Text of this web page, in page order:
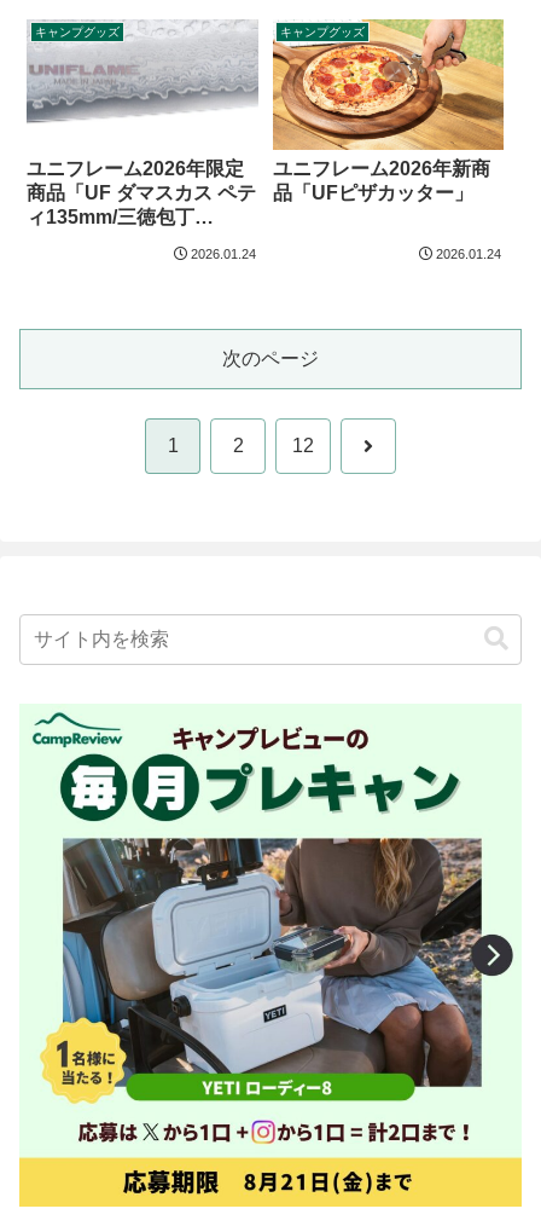
キャンプグッズ
ユニフレーム2026年限定
商品「UF ダマスカス ペテ
ィ135mm/三徳包丁
2026.01.24
キャンプグッズ
ユニフレーム2026年新商
品「UFピザカッター」
2026.01.24
次のページ
1 2 12 次